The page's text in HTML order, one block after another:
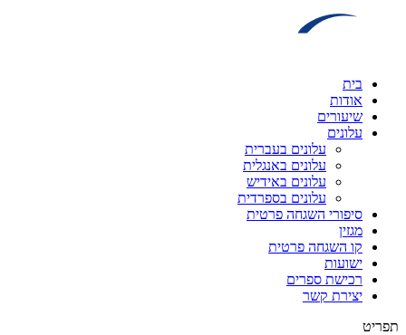
בית
אודות
שיעורים
עלונים
עלונים בעברית
עלונים באנגלית
עלונים באידיש
עלונים בספרדית
סיפורי השגחה פרטית
מגזין
קו השגחה פרטית
ישועות
רכישת ספרים
יצירת קשר
תפריט